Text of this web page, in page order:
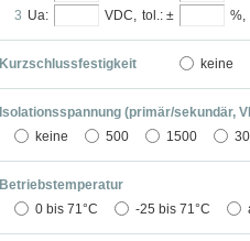
3 Ua: VDC, tol.: ± %,
Kurzschlussfestigkeit keine
Isolationsspannung (primär/sekundär,
keine
500 1500
Betriebstemperatur
0 bis 71°C
-25 bis 71°C